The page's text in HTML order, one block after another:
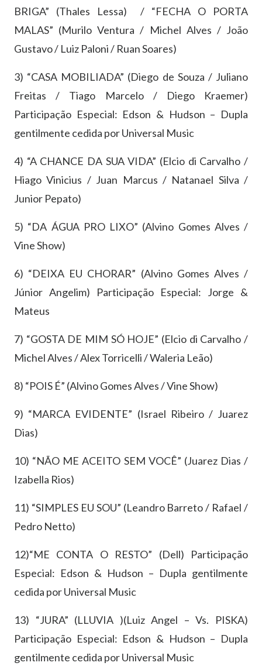
BRIGA” (Thales Lessa) / “FECHA O PORTA
MALAS” (Murilo Ventura / Michel Alves / João
Gustavo / Luiz Paloni / Ruan Soares)
3) “CASA MOBILIADA” (Diego de Souza / Juliano
Freitas / Tiago Marcelo / Diego Kraemer)
Participação Especial: Edson & Hudson – Dupla
gentilmente cedida por Universal Music
4) “A CHANCE DA SUA VIDA” (Elcio di Carvalho /
Hiago Vinicius / Juan Marcus / Natanael Silva /
Junior Pepato)
5) “DA ÁGUA PRO LIXO” (Alvino Gomes Alves /
Vine Show)
6) “DEIXA EU CHORAR” (Alvino Gomes Alves /
Júnior Angelim) Participação Especial: Jorge &
Mateus
7) “GOSTA DE MIM SÓ HOJE” (Elcio di Carvalho /
Michel Alves / Alex Torricelli / Waleria Leão)
8) “POIS É” (Alvino Gomes Alves / Vine Show)
9) “MARCA EVIDENTE” (Israel Ribeiro / Juarez
Dias)
10) “NÃO ME ACEITO SEM VOCÊ” (Juarez Dias /
Izabella Rios)
11) “SIMPLES EU SOU” (Leandro Barreto / Rafael /
Pedro Netto)
12)“ME CONTA O RESTO” (Dell) Participação
Especial: Edson & Hudson – Dupla gentilmente
cedida por Universal Music
13) “JURA” (LLUVIA )(Luiz Angel – Vs. PISKA)
Participação Especial: Edson & Hudson – Dupla
gentilmente cedida por Universal Music